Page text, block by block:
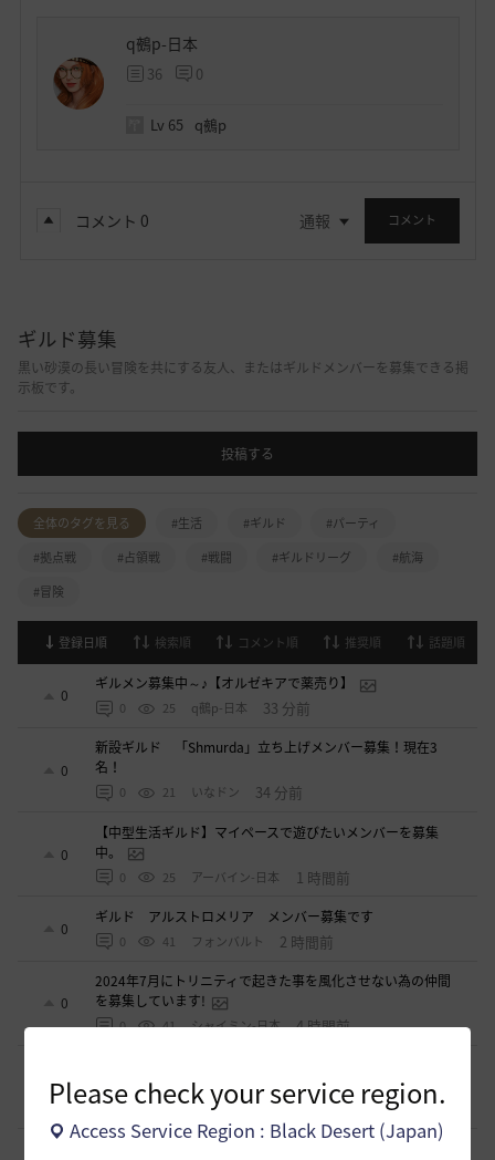
Please check your service region.
Access Service Region : Black Desert (Japan)
q鵺p-日本
36 0
Lv 65 q鵺p
コメント 0 通報 コメント
ギルド募集
黒い砂漠の長い冒険を共にする友人、またはギルドメンバーを募集できる掲
示板です。
投稿する
全体のタグを見る #生活 #ギルド
#パーティ
#拠点戦
#占領戦 #戦闘 #ギルドリーグ
#航海
#冒険
登録日順 検索順 コメント順 推奨順 話題順
0
ギルメン募集中～♪【オルゼキアで薬売り】
0 25 q鵺p-日本 33 分前
0
新設ギルド 「Shmurda」立ち上げメンバー募集！現在3
名！
0 21 いなドン 34 分前
0
【中型生活ギルド】マイペースで遊びたいメンバーを募集
中。
0 25 アーバイン-日本 1 時間前
0
ギルド アルストロメリア メンバー募集です
0 41 フォンバルト 2 時間前
0
2024年7月にトリニティで起きた事を風化させない為の仲間
を募集しています!
0 41 シャイミン-日本 4 時間前
0
0 98 ハッピーエンド 6 時間前
【TrueWinter】ギルドメンバー募集